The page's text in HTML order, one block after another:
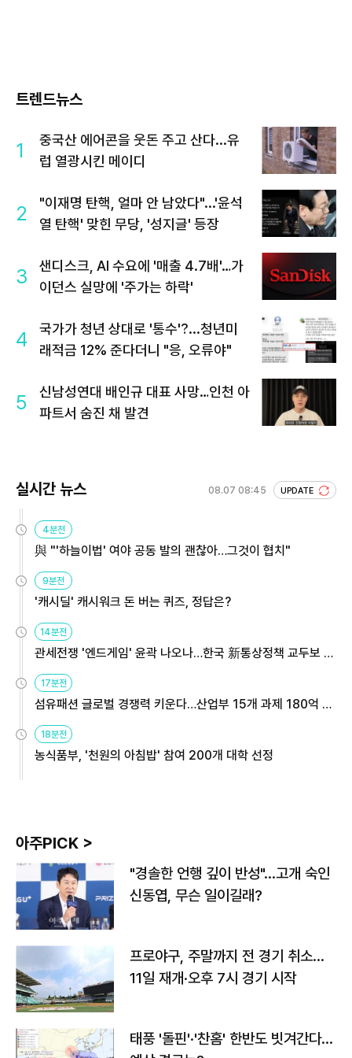
트렌드뉴스
1
중국산 에어콘을 웃돈 주고 산다...유
럽 열광시킨 메이디
2
"이재명 탄핵, 얼마 안 남았다"...'윤석
열 탄핵' 맞힌 무당, '성지글' 등장
3
샌디스크, AI 수요에 '매출 4.7배'…가
이던스 실망에 '주가는 하락'
4
국가가 청년 상대로 '통수'?...청년미
래적금 12% 준다더니 "응, 오류야"
5
신남성연대 배인규 대표 사망…인천 아
파트서 숨진 채 발견
실시간 뉴스 08.07 08:45 UPDATE
4분전
與 "'하늘이법' 여야 공동 발의 괜찮아…그것이 협치"
9분전
'캐시딜' 캐시워크 돈 버는 퀴즈, 정답은?
14분전
관세전쟁 '엔드게임' 윤곽 나오나…한국 新통상정책 교두보 활
용해야
17분전
섬유패션 글로벌 경쟁력 키운다…산업부 15개 과제 180억 지
원
18분전
농식품부, '천원의 아침밥' 참여 200개 대학 선정
아주PICK >
"경솔한 언행 깊이 반성"…고개 숙인
신동엽, 무슨 일이길래?
프로야구, 주말까지 전 경기 취소…
11일 재개·오후 7시 경기 시작
태풍 '돌핀'·'찬홈' 한반도 빗겨간다…